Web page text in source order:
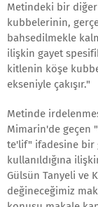
Metindeki bir
kubbelerinin,
bahsedilmekle
ilişkin gayet
kitlenin köşe
ekseniyle çakışır."
Metinde
Mimarin'de geçen
te'lif" ifadesine bir
kullanıldığına
Gülsün Tanyeli ve
değineceğimiz